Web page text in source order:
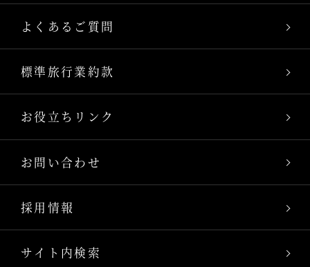
よくあるご質問
標準旅行業約款
お役立ちリンク
お問い合わせ
採用情報
サイト内検索